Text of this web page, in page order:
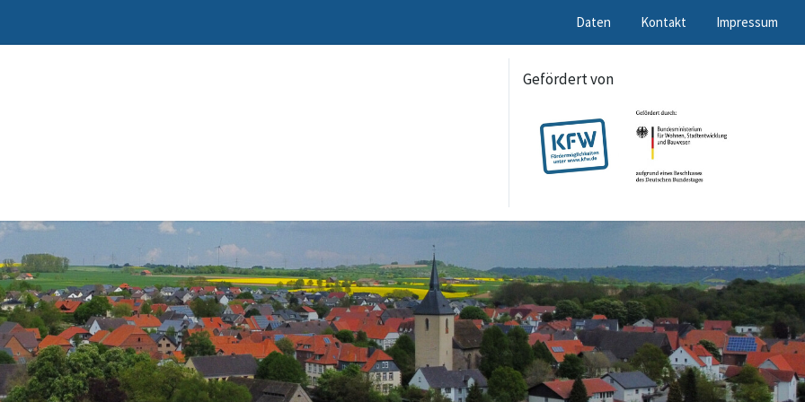
Daten Kontakt Impressum
Gefördert von